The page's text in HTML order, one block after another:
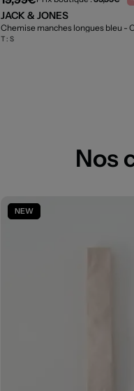
- Outlet
JACK & JONES
Chemise manches longues bleu -
T : S
Nos
NEW